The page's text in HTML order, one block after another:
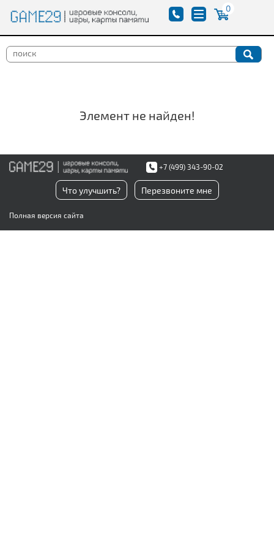
0
Элемент не найден!
+7 (499) 343-90-02
Что улучшить? Перезвоните мне
Полная версия сайта